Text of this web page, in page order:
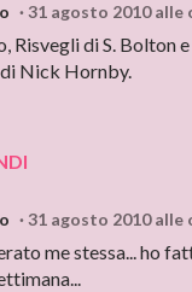
31 agosto 2010 alle
Risvegli di S. Bolton
Nick Hornby.
31 agosto 2010 alle
me stessa... ho